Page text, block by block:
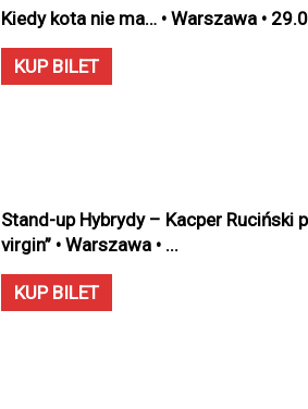
Kiedy kota nie ma… • Warszawa •
KUP BILET
Stand-up Hybrydy – Kacper Ruciński
virgin” • Warszawa • ...
KUP BILET